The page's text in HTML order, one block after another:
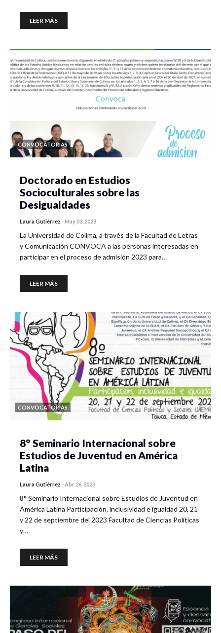
LEER MÁS
CONVOCATORIAS
Doctorado en Estudios
Socioculturales sobre las
Desigualdades
Laura Gutiérrez -May 03, 2023
La Universidad de Colima, a través de la Facultad de Letras
y Comunicación CONVOCA a las personas interesadas en
participar en el proceso de admisión 2023 para…
LEER MÁS
CONVOCATORIAS
8° Seminario Internacional sobre
Estudios de Juventud en América
Latina
Laura Gutiérrez -Abr 26, 2023
8° Seminario Internacional sobre Estudios de Juventud en
América Latina Participación, inclusividad e igualdad 20, 21
y 22 de septiembre del 2023 Facultad de Ciencias Políticas
y…
LEER MÁS